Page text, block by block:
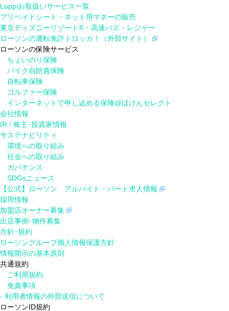
Loppiお取扱いサービス一覧
プリペイドシート・ネット用マネーの販売
東京ディズニーリゾート®・高速バス・レジャー
ローソンの運転免許トロッカ！（外部サイト）
ローソンの保険サービス
ちょいのり保険
バイク自賠責保険
自転車保険
ゴルファー保険
インターネットで申し込める保険@ほけんセレクト
会社情報
IR / 株主･投資家情報
サステナビリティ
環境への取り組み
社会への取り組み
ガバナンス
SDGsニュース
【公式】ローソン アルバイト・パート求人情報
採用情報
加盟店オーナー募集
出店事例･物件募集
方針･規約
ローソングループ個人情報保護方針
情報開示の基本原則
共通規約
ご利用規約
免責事項
- 利用者情報の外部送信について
ローソンID規約